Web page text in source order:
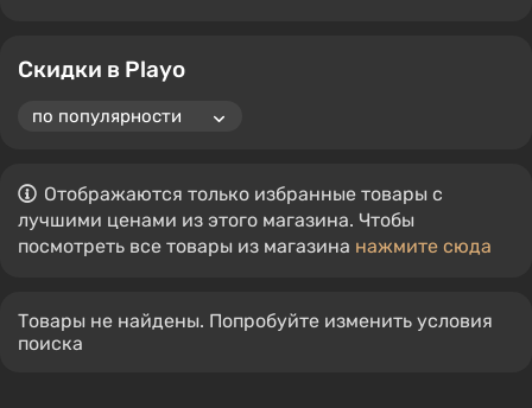
Скидки в Playo
Отображаются только избранные товары с
лучшими ценами из этого магазина. Чтобы
посмотреть все товары из магазина нажмите сюда
Товары не найдены. Попробуйте изменить условия
поиска